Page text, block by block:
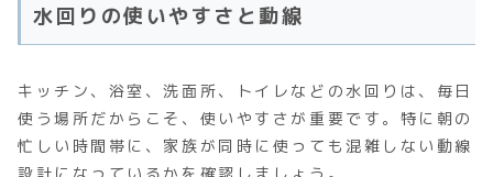
水回りの使いやすさと動線
キッチン、浴室、洗面所、トイレなどの水回りは、毎日
使う場所だからこそ、使いやすさが重要です。特に朝の
忙しい時間帯に、家族が同時に使っても混雑しない動線